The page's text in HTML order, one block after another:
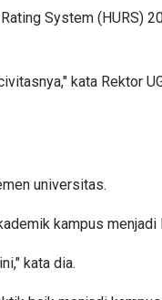
System (HURS)
kata Rektor
universitas.
kampus
kata dia.